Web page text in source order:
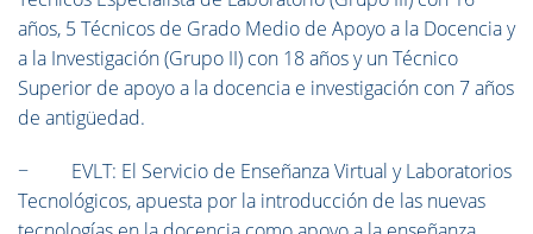
años, 5 Técnicos de Grado Medio de Apoyo a la Docencia y
a la Investigación (Grupo II) con 18 años y un Técnico
Superior de apoyo a la docencia e investigación con 7 años
de antigüedad.
− EVLT: El Servicio de Enseñanza Virtual y Laboratorios
Tecnológicos, apuesta por la introducción de las nuevas